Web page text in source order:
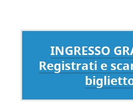
INGRESSO
Registrati e